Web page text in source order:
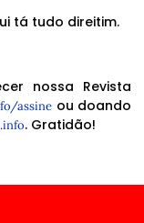
tá tudo direitim.
nossa Revista
assine ou doando
. Gratidão!